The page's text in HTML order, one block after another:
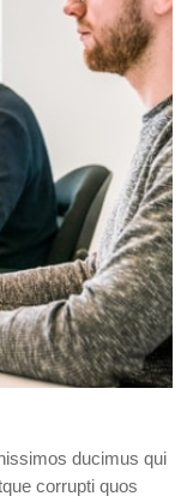
ducimus qui
corrupti quos